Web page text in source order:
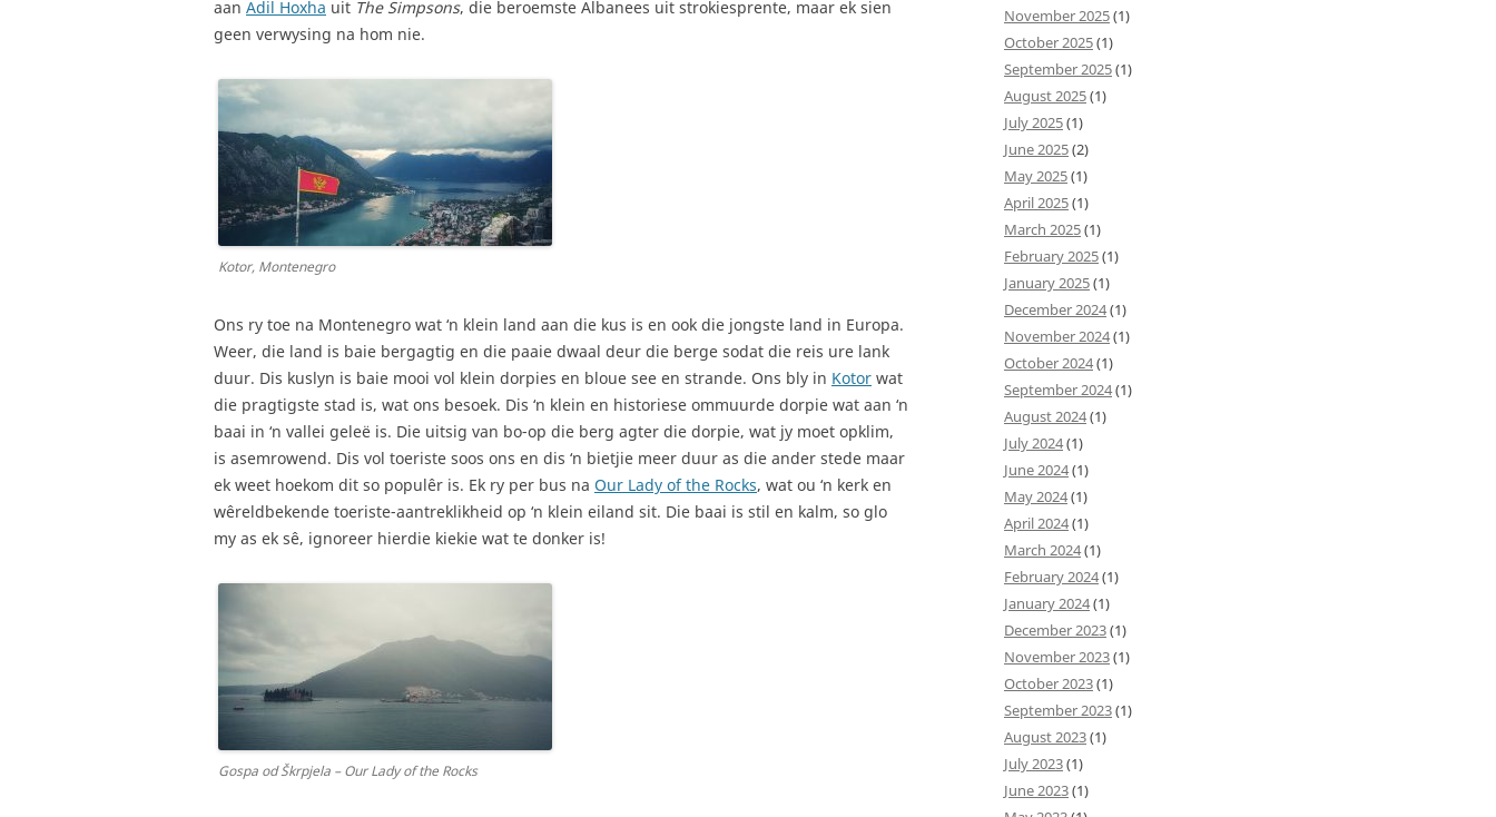
aan Adil Hoxha uit The Simpsons, die beroemste Albanees uit strokiesprente, maar ek sien
geen verwysing na hom nie.
Kotor, Montenegro
Ons ry toe na Montenegro wat ‘n klein land aan die kus is en ook die jongste land in Europa.
Weer, die land is baie bergagtig en die paaie dwaal deur die berge sodat die reis ure lank
duur. Dis kuslyn is baie mooi vol klein dorpies en bloue see en strande. Ons bly in Kotor wat
die pragtigste stad is, wat ons besoek. Dis ‘n klein en historiese ommuurde dorpie wat aan ‘n
baai in ‘n vallei geleë is. Die uitsig van bo-op die berg agter die dorpie, wat jy moet opklim,
is asemrowend. Dis vol toeriste soos ons en dis ‘n bietjie meer duur as die ander stede maar
ek weet hoekom dit so populêr is. Ek ry per bus na Our Lady of the Rocks, wat ou ‘n kerk en
wêreldbekende toeriste-aantreklikheid op ‘n klein eiland sit. Die baai is stil en kalm, so glo
my as ek sê, ignoreer hierdie kiekie wat te donker is!
Gospa od Škrpjela – Our Lady of the Rocks
November 2025(1)
October 2025(1)
September 2025(1)
August 2025(1)
July 2025(1)
June 2025(2)
May 2025(1)
April 2025(1)
March 2025(1)
February 2025(1)
January 2025(1)
December 2024(1)
November 2024(1)
October 2024(1)
September 2024(1)
August 2024(1)
July 2024(1)
June 2024(1)
May 2024(1)
April 2024(1)
March 2024(1)
February 2024(1)
January 2024(1)
December 2023(1)
November 2023(1)
October 2023(1)
September 2023(1)
August 2023(1)
July 2023(1)
June 2023(1)